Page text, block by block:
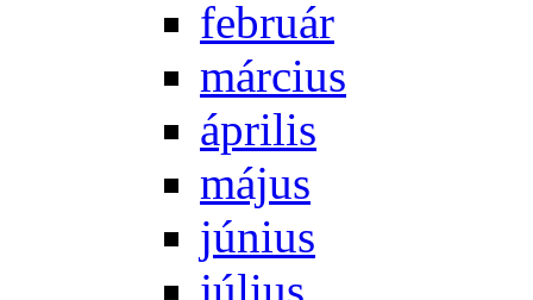
feb­ru­ár
már­ci­us
áp­ri­lis
má­jus
jú­ni­us